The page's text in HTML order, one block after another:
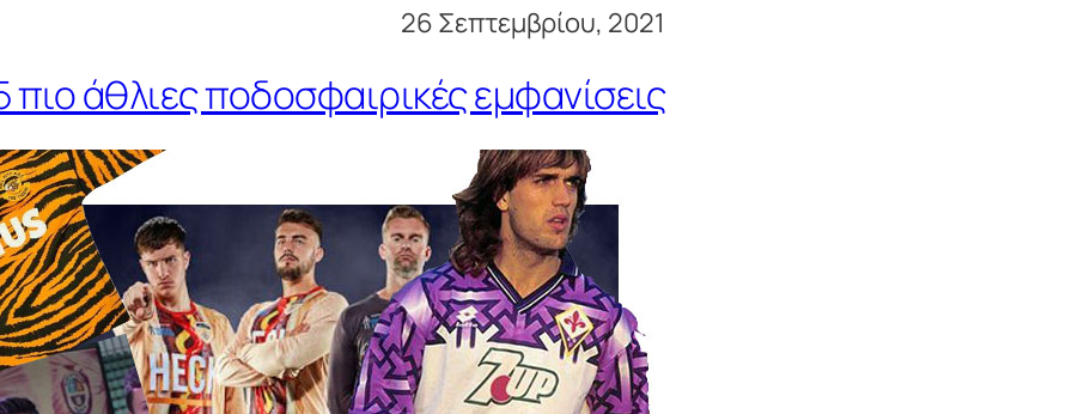
26 Σεπτεμβρίου, 2021
πιο άθλιες ποδοσφαιρικές εμφανίσεις